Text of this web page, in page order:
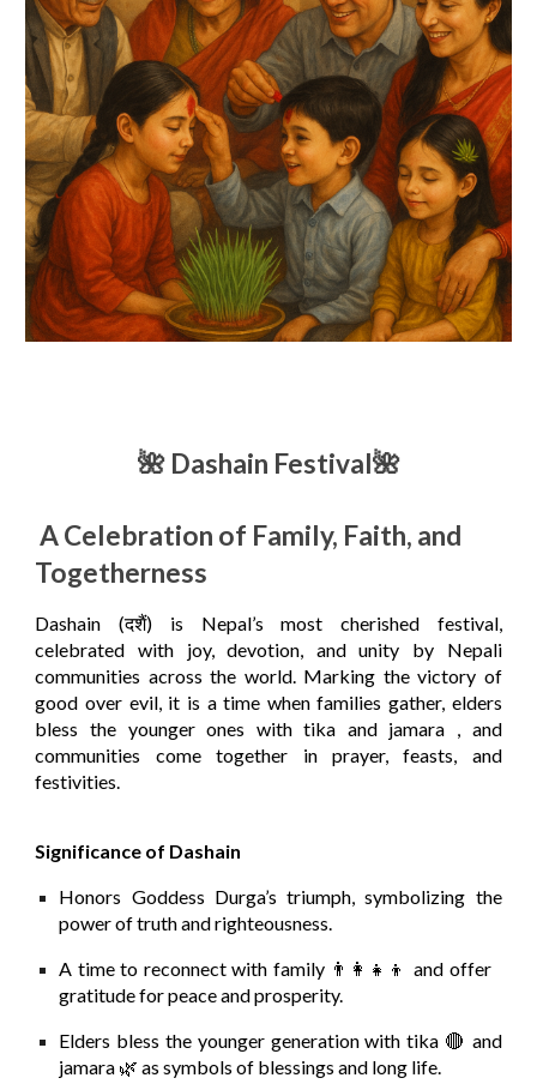
🌺 Dashain Festival🌺
A Celebration of Family, Faith, and
Togetherness
Dashain(दशैं) is Nepal’s most cherished festival,
celebrated with joy, devotion, and unity by Nepali
communities across the world. Marking the victory of
good over evil, it is a time when families gather, elders
bless the younger ones withtika and jamara , and
communities come together in prayer, feasts, and
festivities.
Significance of Dashain
Honors Goddess Durga’s triumph, symbolizing the
power of truth and righteousness.
A time to reconnect with family 👨‍👩‍👧‍👦 and offer
gratitude for peace and prosperity.
Elders bless the younger generation with tika 🔴 and
jamara 🌿 as symbols of blessings and long life.